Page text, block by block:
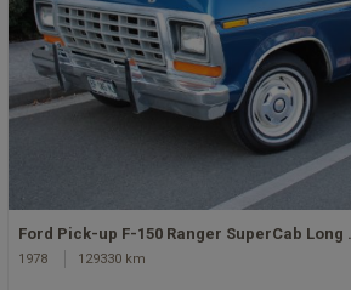
Ford Pick-up F-150 Ranger SuperCab Long
1978 129330 km